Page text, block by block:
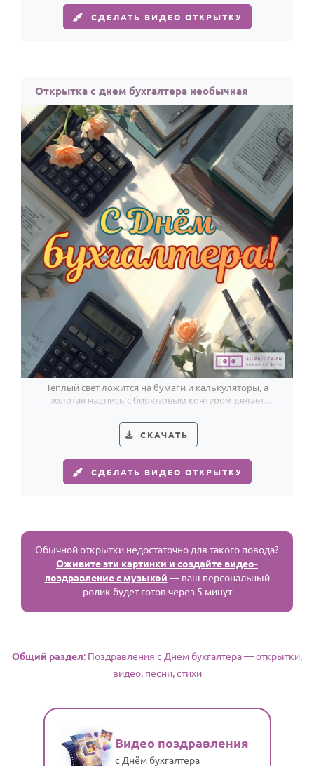
СДЕЛАТЬ ВИДЕО ОТКРЫТКУ
Открытка с днем бухгалтера необычная
Тёплый свет ложится на бумаги и калькуляторы, а
золотая надпись с бирюзовым контуром делает
СКАЧАТЬ
СДЕЛАТЬ ВИДЕО ОТКРЫТКУ
Обычной открытки недостаточно для такого повода?
Оживите эти картинки и создайте видео-
поздравление с музыкой — ваш персональный
ролик будет готов через 5 минут
Общий раздел: Поздравления с Днем бухгалтера — открытки,
видео, песни, стихи
Видео поздравления
с Днём бухгалтера